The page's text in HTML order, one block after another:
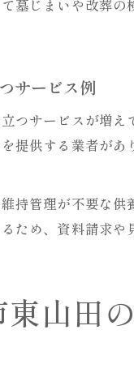
墓じまいや改葬
サービス例
つサービスが増
提供する業者が
持管理が不要な
ため、資料請求
山田